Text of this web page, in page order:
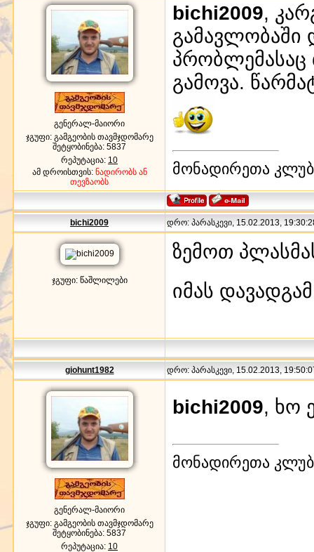
გენერალ-მაიორი
ჯგუფი: გამგეობის თავმჯდომარე
შეტყობინება: 5837
რეპუტაცია: 10
ამ დროისთვის: ნადირობს ან
თევზაობს
bichi2009,
გამავლობაში
პრობლემასაც
გამოვა.
მონადირეთა
bichi2009 დრო: პარასკევი, 15.02.2013,
ჯგუფი: წაშლილები
ზემოთ
იმას
giohunt1982 დრო: პარასკევი, 15.02.2013,
გენერალ-მაიორი
ჯგუფი: გამგეობის თავმჯდომარე
შეტყობინება: 5837
რეპუტაცია: 10
bichi2009, ხო
მონადირეთა